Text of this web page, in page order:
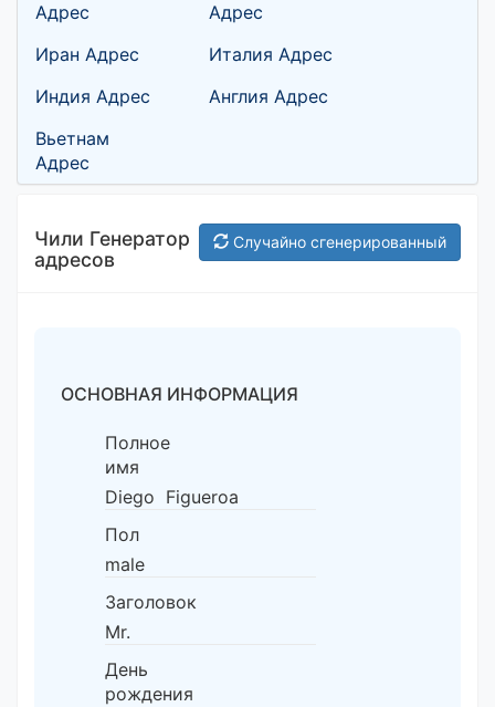
Адрес
Адрес
Иран Адрес
Италия Адрес
Индия Адрес
Англия Адрес
Вьетнам
Адрес
Случайно сгенерированный
Чили Генератор
адресов
ОСНОВНАЯ ИНФОРМАЦИЯ
Полное
имя
Diego Figueroa
Пол
male
Заголовок
Mr.
День
рождения